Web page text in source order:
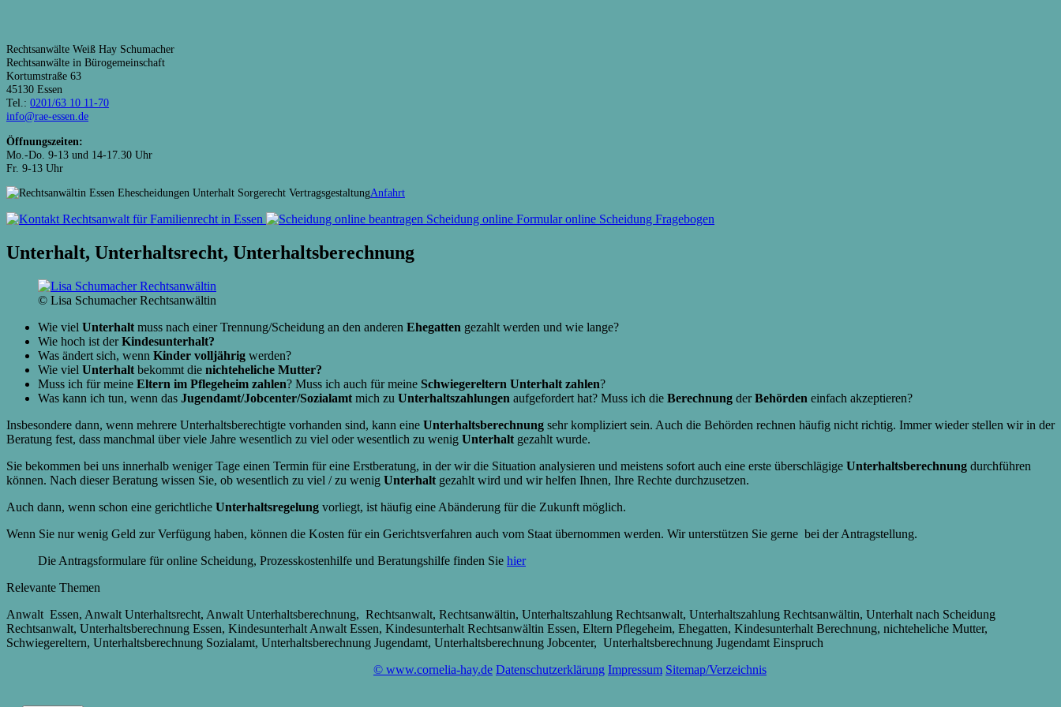
Rechtsanwälte Weiß Hay Schumacher
Rechtsanwälte in Bürogemeinschaft
Kortumstraße 63
45130 Essen
Tel.: 0201/63 10 11-70
info@rae-essen.de
Öffnungszeiten:
Mo.-Do. 9-13 und 14-17.30 Uhr
Fr. 9-13 Uhr
Anfahrt
Unterhalt, Unterhaltsrecht, Unterhaltsberechnung
© Lisa Schumacher Rechtsanwältin
Wie viel Unterhalt muss nach einer Trennung/Scheidung an den anderen Ehegatten gezahlt werden und wie lange?
Wie hoch ist derKindesunterhalt?
Was ändert sich, wenn Kinder volljährig werden?
Wie viel Unterhalt bekommt die nichteheliche Mutter?
Muss ich für meine Eltern im Pflegeheim zahlen? Muss ich auch für meine Schwiegereltern Unterhalt zahlen?
Was kann ich tun, wenn das Jugendamt/Jobcenter/Sozialamt mich zu Unterhaltszahlungen aufgefordert hat? Muss ich die Berechnung derBehörden einfach akzeptieren?
Insbesondere dann, wenn mehrere Unterhaltsberechtigte vorhanden sind, kann eine Unterhaltsberechnung sehr kompliziert sein. Auch die Behörden rechnen häufig nicht richtig. Immer wieder stellen wir in der
Beratung fest, dass manchmal über viele Jahre wesentlich zu viel oder wesentlich zu wenig Unterhalt gezahlt wurde.
Sie bekommen bei uns innerhalb weniger Tage einen Termin für eine Erstberatung, in der wir die Situation analysieren und meistens sofort auch eine erste überschlägige Unterhaltsberechnung durchführen
können. Nach dieser Beratung wissen Sie, ob wesentlich zu viel / zu wenig Unterhalt gezahlt wird und wir helfen Ihnen, Ihre Rechte durchzusetzen.
Auch dann, wenn schon eine gerichtliche Unterhaltsregelung vorliegt, ist häufig eine Abänderung für die Zukunft möglich.
Wenn Sie nur wenig Geld zur Verfügung haben, können die Kosten für ein Gerichtsverfahren auch vom Staat übernommen werden. Wir unterstützen Sie gerne bei der Antragstellung.
Die Antragsformulare für online Scheidung, Prozesskostenhilfe und Beratungshilfe finden Sie hier
Relevante Themen
Anwalt Essen, Anwalt Unterhaltsrecht, Anwalt Unterhaltsberechnung, Rechtsanwalt, Rechtsanwältin, Unterhaltszahlung Rechtsanwalt, Unterhaltszahlung Rechtsanwältin, Unterhalt nach Scheidung
Rechtsanwalt, Unterhaltsberechnung Essen, Kindesunterhalt Anwalt Essen, Kindesunterhalt Rechtsanwältin Essen, Eltern Pflegeheim, Ehegatten, Kindesunterhalt Berechnung, nichteheliche Mutter,
Schwiegereltern, Unterhaltsberechnung Sozialamt, Unterhaltsberechnung Jugendamt, Unterhaltsberechnung Jobcenter, Unterhaltsberechnung Jugendamt Einspruch
© www.cornelia-hay.de Datenschutzerklärung Impressum Sitemap/Verzeichnis